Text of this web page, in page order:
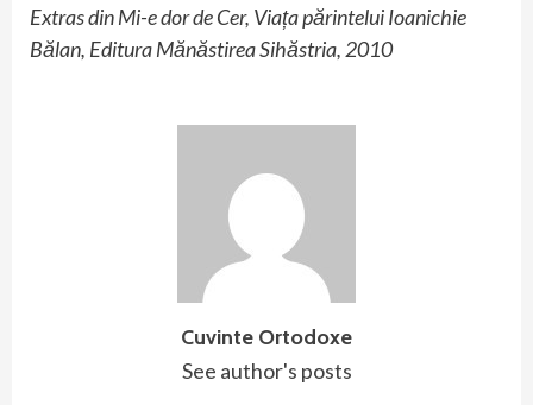
Extras din Mi-e dor de Cer, Viața părintelui Ioanichie
Bălan, Editura Mănăstirea Sihăstria, 2010
Cuvinte Ortodoxe
See author's posts